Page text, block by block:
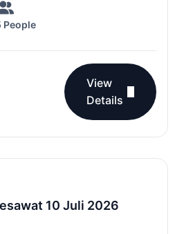
People
View
Details
10 Juli 2026